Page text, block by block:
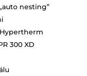
nesting”
300 XD